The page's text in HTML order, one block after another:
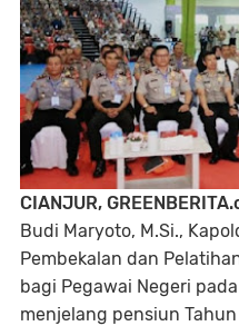
CIANJUR,
Budi Maryoto, M.Si.,
Pembekalan dan
bagi Pegawai Negeri
menjelang pensiun